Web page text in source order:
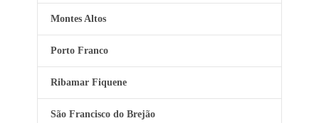
Montes Altos
Porto Franco
Ribamar Fiquene
São Francisco do Brejão